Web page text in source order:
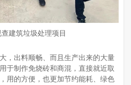
建筑垃圾处理项目
，出料顺畅、而且生产出来的大量
于制作免烧砖和商混，直接就近取
用的方便，也更加节约能耗、绿色